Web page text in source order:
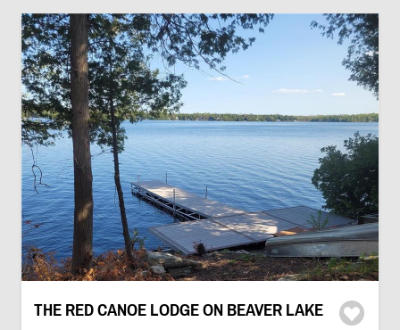
THE RED CANOE LODGE ON BEAVER LAKE